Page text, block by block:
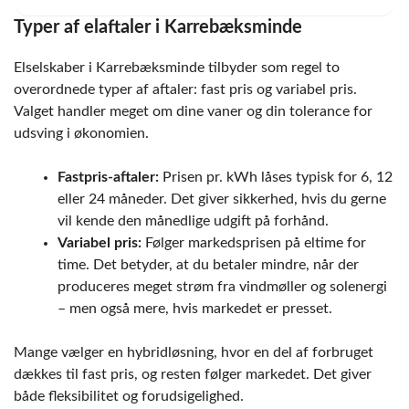
Typer af elaftaler i Karrebæksminde
Elselskaber i Karrebæksminde tilbyder som regel to
overordnede typer af aftaler: fast pris og variabel pris.
Valget handler meget om dine vaner og din tolerance for
udsving i økonomien.
Fastpris-aftaler: Prisen pr. kWh låses typisk for 6, 12
eller 24 måneder. Det giver sikkerhed, hvis du gerne
vil kende den månedlige udgift på forhånd.
Variabel pris: Følger markedsprisen på eltime for
time. Det betyder, at du betaler mindre, når der
produceres meget strøm fra vindmøller og solenergi
– men også mere, hvis markedet er presset.
Mange vælger en hybridløsning, hvor en del af forbruget
dækkes til fast pris, og resten følger markedet. Det giver
både fleksibilitet og forudsigelighed.